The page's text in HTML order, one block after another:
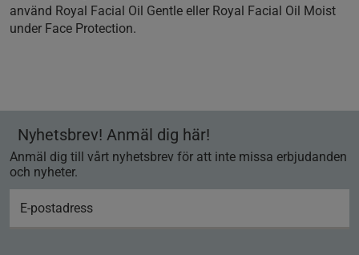
använd Royal Facial Oil Gentle eller Royal Facial Oil Moist
under Face Protection.
Nyhetsbrev! Anmäl dig här!
Anmäl dig till vårt nyhetsbrev för att inte missa erbjudanden
och nyheter.